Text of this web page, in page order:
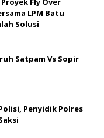
LPM Batu
Solusi
Satpam Vs Sopir
Penyidik Polres